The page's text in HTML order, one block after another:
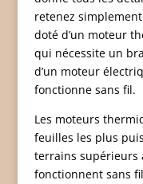
retenez
doté d’un moteur
qui nécessite un
d’un moteur
fonctionne sans fil.
Les moteurs
feuilles les plus
terrains supérieurs
fonctionnent sans